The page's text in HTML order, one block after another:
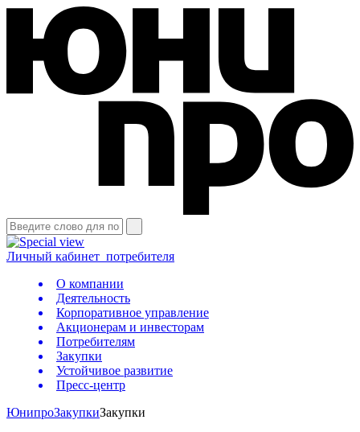
Личный кабинет потребителя
О компании
Деятельность
Корпоративное управление
Акционерам и инвесторам
Потребителям
Закупки
Устойчивое развитие
Пресс-центр
ЮнипроЗакупкиЗакупки